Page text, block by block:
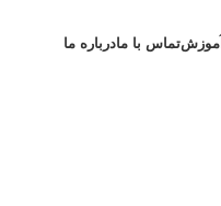
آموزشتماس با مادرباره ما